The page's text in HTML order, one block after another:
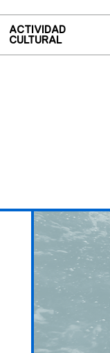
ACTIVIDAD
CULTURAL